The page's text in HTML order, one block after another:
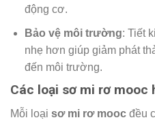
động cơ.
Bảo vệ môi trường: Tiết
nhẹ hơn giúp giảm phát
đến môi trường.
Các loại sơ mi rơ mooc
Mỗi loại sơ mi rơ mooc đều